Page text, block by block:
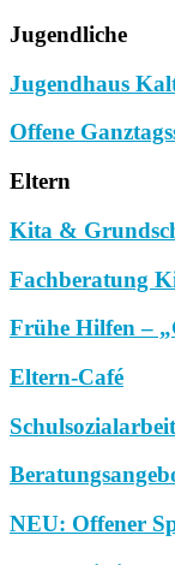
Jugendliche
Jugendhaus
Offene
Eltern
Kita &
Fachberatung
Frühe Hilfen –
Eltern-Café
Schulsozialarbeit
NEU: Offener